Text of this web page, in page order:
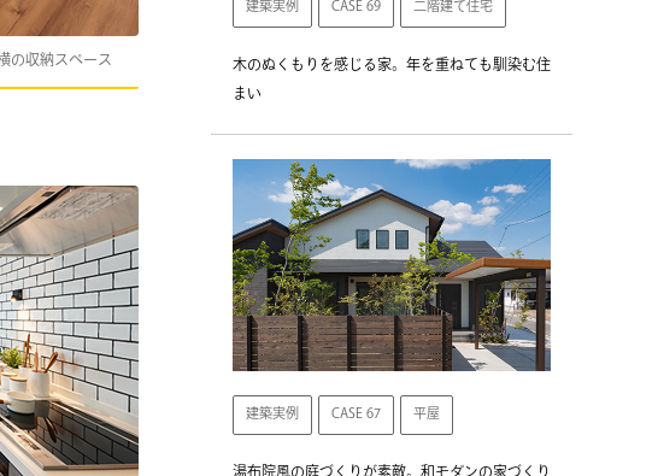
の収納スペース
建築実例 CASE 69 二階建て住宅
木のぬくもりを感じる家。年を重ねても馴染む住
まい
建築実例 CASE 67 平屋